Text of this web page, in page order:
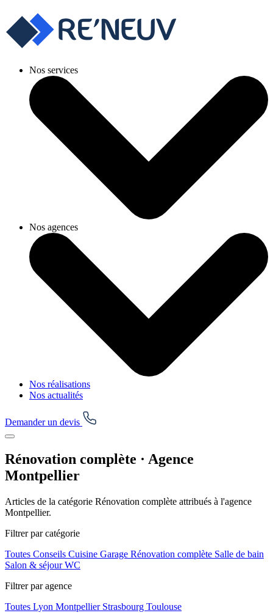
Nos services
Nos agences
Nos réalisations
Nos actualités
Demander un devis
Rénovation complète · Agence
Montpellier
Articles de la catégorie Rénovation complète attribués à l'agence
Montpellier.
Filtrer par catégorie
Toutes Conseils Cuisine Garage Rénovation complète Salle de bain
Salon & séjourWC
Filtrer par agence
Toutes Lyon Montpellier Strasbourg Toulouse